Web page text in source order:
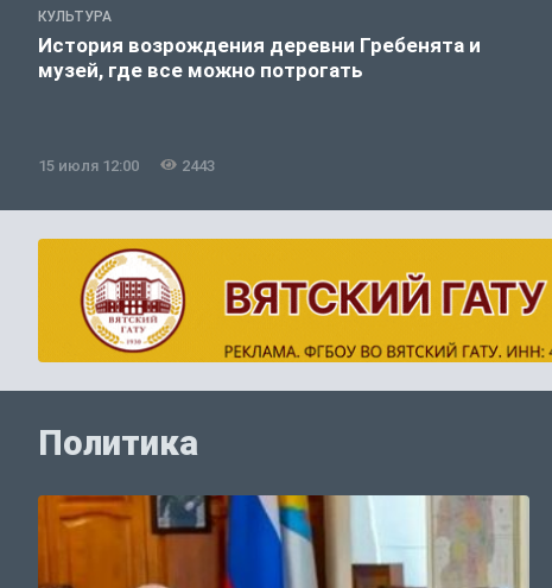
КУЛЬТУРА
История возрождения деревни Гребенята и
музей, где все можно потрогать
15 июля 12:00 2443
Политика